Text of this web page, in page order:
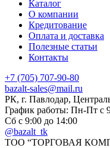
Каталог
О компании
Кредитование
Оплата и доставка
Полезные статьи
Контакты
+7 (705) 707-90-80
bazalt-sales@mail.ru
РК, г. Павлодар,
График работы: Пн-Пт с
Сб с 9:00 до 14:00
@bazalt_tk
ТОО “ТОРГОВАЯ